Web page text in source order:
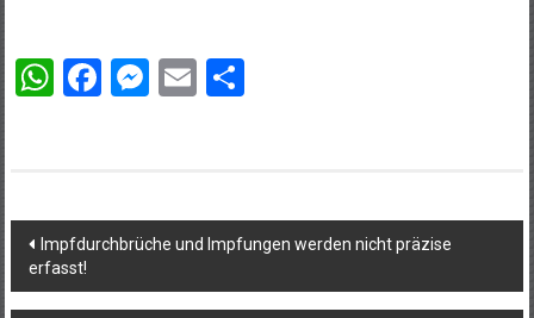
WhatsApp
Facebook
Messenger
Email
Beitragsnavigation
Impfdurchbrüche und Impfungen werden nicht präzise
erfasst!